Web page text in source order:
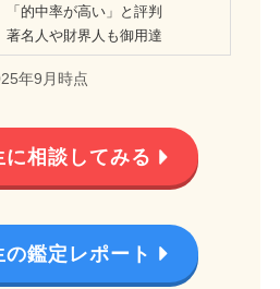
「的中率が高い」と評判
著名人や財界人も御用達
年9月時点
に相談してみる
の鑑定レポート